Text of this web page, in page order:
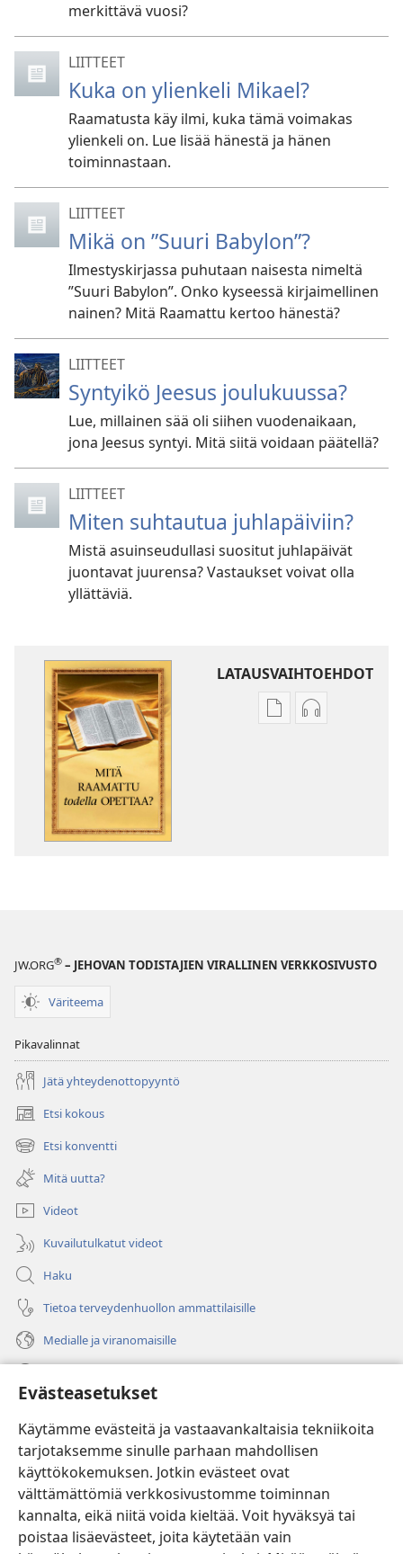
Evästeasetukset
Käytämme evästeitä ja vastaavankaltaisia tekniikoita
tarjotaksemme sinulle parhaan mahdollisen
käyttökokemuksen. Jotkin evästeet ovat
välttämättömiä verkkosivustomme toiminnan
kannalta, eikä niitä voida kieltää. Voit hyväksyä tai
poistaa lisäevästeet, joita käytetään vain
merkittävä vuosi?
LIITTEET
Kuka on ylienkeli Mikael?
Raamatusta käy ilmi, kuka tämä voimakas
ylienkeli on. Lue lisää hänestä ja hänen
toiminnastaan.
LIITTEET
Mikä on ”Suuri Babylon”?
Ilmestyskirjassa puhutaan naisesta nimeltä
”Suuri Babylon”. Onko kyseessä kirjaimellinen
nainen? Mitä Raamattu kertoo hänestä?
LIITTEET
Syntyikö Jeesus joulukuussa?
Lue, millainen sää oli siihen vuodenaikaan,
jona Jeesus syntyi. Mitä siitä voidaan päätellä?
LIITTEET
Miten suhtautua juhlapäiviin?
Mistä asuinseudullasi suositut juhlapäivät
juontavat juurensa? Vastaukset voivat olla
yllättäviä.
LATAUSVAIHTOEHDOT
JulkaisujenÄänitteiden
JW.ORG® – JEHOVAN TODISTAJIEN VIRALLINEN VERKKOSIVUSTO
Väriteema
Pikavalinnat
Jätä yhteydenottopyyntö
Etsi kokous
(avaa
uuden
ikkunan)
Etsi konventti
(avaa
uuden
ikkunan)
Mitä uutta?
Videot
Kuvailutulkatut videot
Haku
Tietoa terveydenhuollon ammattilaisille
Medialle ja viranomaisille
(avaa
uuden
ikkunan)Vartiotornin VERKKOKIRJASTO
(avaa
uuden
ikkunan)JW Hub ®
(avaa
uuden
ikkunan)
®